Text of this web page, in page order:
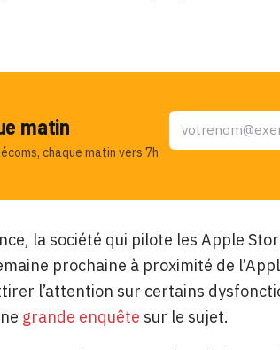
matin
chaque matin vers 7h
la société qui pilote les Apple
prochaine à proximité de
l’attention sur certains
grande enquête sur le sujet.